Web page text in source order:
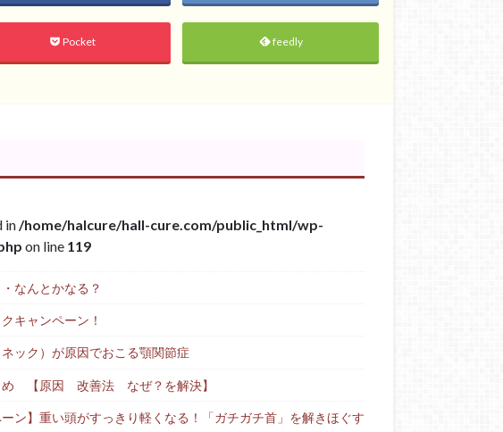
Pocket feedly
in /home/halcure/hall-cure.com/public_html/wp-
on line 119
なんとかなる？
キャンペーン！
ック）が原因でおこる顎関節症
【原因 改善法 なぜ？を解決】
ーン】重い頭がすっきり軽くなる！「ガチガチ首」を解きほぐす